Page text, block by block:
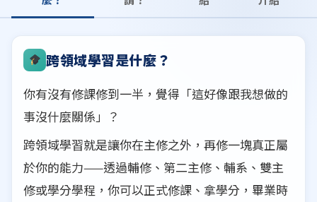
跨領域學習是什麼？
你有沒有修課修到一半，覺得「這好像跟我想做的
事沒什麼關係」？
跨領域學習就是讓你在主修之外，再修一塊真正屬
於你的能力——透過輔修、第二主修、輔系、雙主
修或學分學程，你可以正式修課、拿學分，畢業時